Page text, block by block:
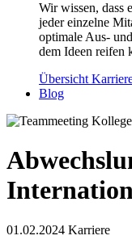
Wir wissen, dass
jeder einzelne
optimale Aus-
dem Ideen reifen
Übersicht
Blog
01.02.2024 Karriere